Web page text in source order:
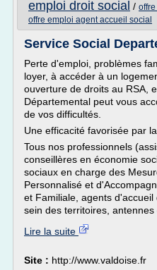
emploi droit social /
offre emploi agent accueil social
Service Social
Perte d'emploi, problèmes
loyer, à accéder à un
ouverture de droits au RSA,
Départemental peut vous
de vos difficultés.
Une efficacité favorisée par
Tous nos professionnels
conseillères en économie
sociaux en charge des
Personnalisé et
et Familiale, agents
sein des territoires, antennes
Lire la suite
Site : http://www.valdoise.fr